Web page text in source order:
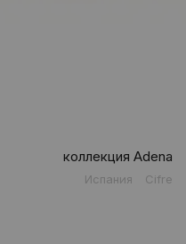
коллекция Adena
Испания Cifre